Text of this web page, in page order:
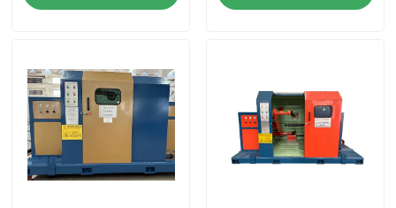
わたしたち に つい て
工場 ツアー